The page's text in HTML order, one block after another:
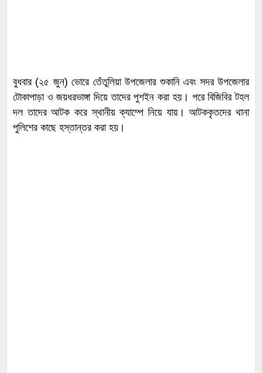
বুধবার (২৫ জুন) ভোরে তেঁতুলিয়া উপজেলার শুকানি এবং সদর উপজেলার
টোকাপাড়া ও জয়ধরভাঙ্গা দিয়ে তাদের পুশইন করা হয়। পরে বিজিবির টহল
দল তাদের আটক করে স্থানীয় ক্যাম্পে নিয়ে যায়। আটককৃতদের থানা
পুলিশের কাছে হস্তান্তর করা হয়।